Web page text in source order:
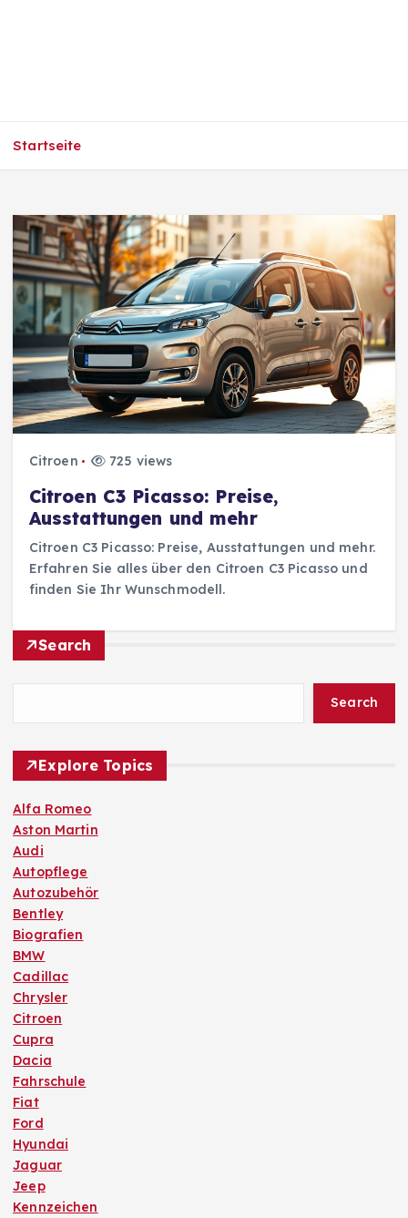
Startseite
Citroen 725 views
Citroen C3 Picasso: Preise,
Ausstattungen und mehr
Citroen C3 Picasso: Preise, Ausstattungen und mehr.
Erfahren Sie alles über den Citroen C3 Picasso und
finden Sie Ihr Wunschmodell.
Search
Search
Explore Topics
Alfa Romeo
Aston Martin
Audi
Autopflege
Autozubehör
Bentley
Biografien
BMW
Cadillac
Chrysler
Citroen
Cupra
Dacia
Fahrschule
Fiat
Ford
Hyundai
Jaguar
Jeep
Kennzeichen